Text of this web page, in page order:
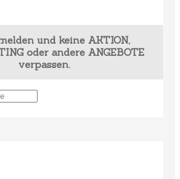
und keine AKTION,
oder andere ANGEBOTE
verpassen.